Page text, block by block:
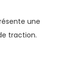
une
traction.